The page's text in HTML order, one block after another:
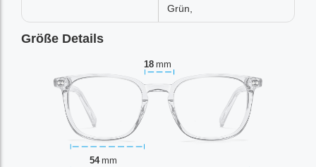
Grün,
Größe Details
18 mm
54 mm